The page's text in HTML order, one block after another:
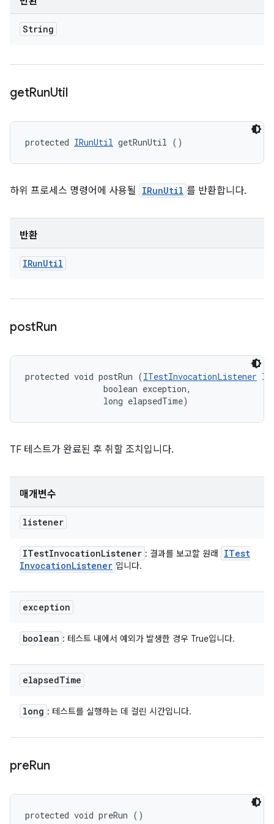
String
getRunUtil
protected IRunUtil getRunUtil ()
하위 프로세스 명령어에 사용될 IRunUtil 를 반환합니다.
반환
IRunUtil
postRun
protected void postRun (ITestInvocationListener
                boolean exception,
                long elapsedTime)
TF 테스트가 완료된 후 취할 조치입니다.
매개변수
listener
ITestInvocationListener : 결과를 보고할 원래
ITest
InvocationListener 입니다.
exception
boolean : 테스트 내에서 예외가 발생한 경우 True입니다.
elapsedTime
long : 테스트를 실행하는 데 걸린 시간입니다.
preRun
protected void preRun ()